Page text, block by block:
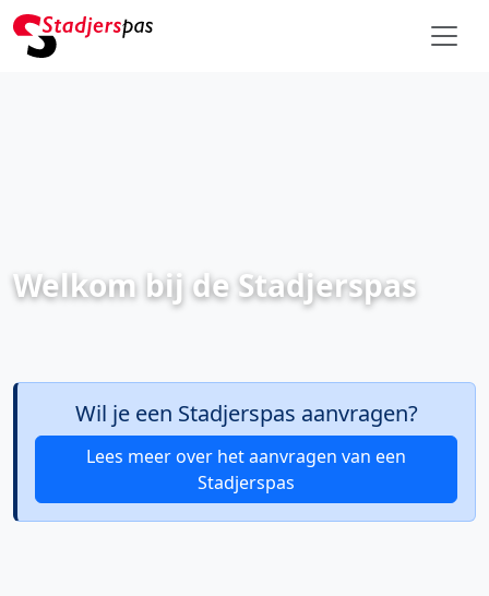
Welkom bij de Stadjerspas
Wil je een Stadjerspas aanvragen?
Lees meer over het aanvragen van een
Stadjerspas